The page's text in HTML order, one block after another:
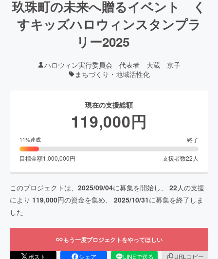
玖珠町の未来へ贈るイベント く
すキッズハロウィンスタンプラ
リー2025
ハロウィン実行委員会 代表者 大蔵 京子
まちづくり・地域活性化
現在の支援総額
119,000円
11%達成 終了
目標金額1,000,000円 支援者数22 人
このプロジェクトは、 2025/09/04に募集を開始し、 22人の支援
により 119,000円の資金を集め、 2025/10/31に募集を終了しま
した
もう一度プロジェクトをやってほしい
ポスト シェア LINEで送る
URLコピー